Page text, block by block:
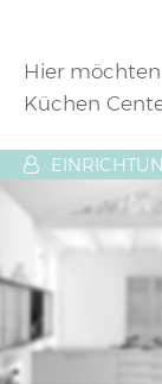
Hier
Küchen